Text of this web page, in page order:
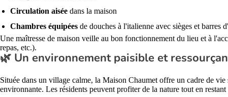
Circulation aisée dans la maison
Chambres équipées de douches à l'italienne avec sièges et barres
Une maîtresse de maison veille au bon fonctionnement du lieu et à
repas, etc.).
🌿 Un environnement paisible et
Située dans un village calme, la Maison Chaumet offre un cadre de
environnante. Les résidents peuvent profiter de la nature tout en